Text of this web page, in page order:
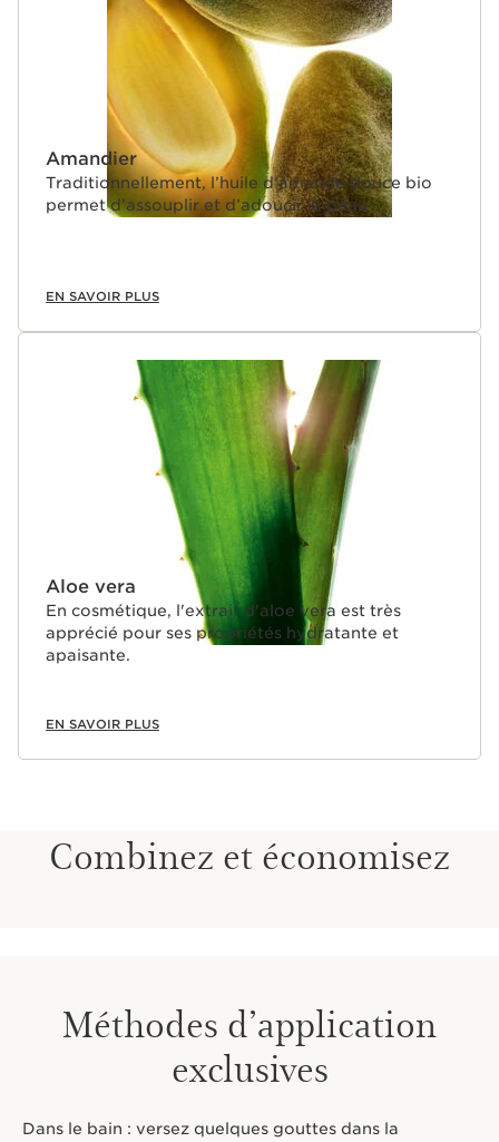
Amandier
Traditionnellement, l’huile d’amande douce bio
permet d’assouplir et d’adoucir la peau
EN SAVOIR PLUS
Aloe vera
En cosmétique, l'extrait d'aloe vera est très
apprécié pour ses propriétés hydratante et
apaisante.
EN SAVOIR PLUS
Combinez et économisez
Méthodes d’application
exclusives
Dans le bain : versez quelques gouttes dans la